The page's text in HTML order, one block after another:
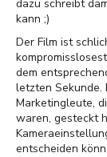
dazu schreibt
kann ;)
Der Film ist
dem
letzten Sekunde.
Marketingleute,
waren, gesteckt
entscheiden